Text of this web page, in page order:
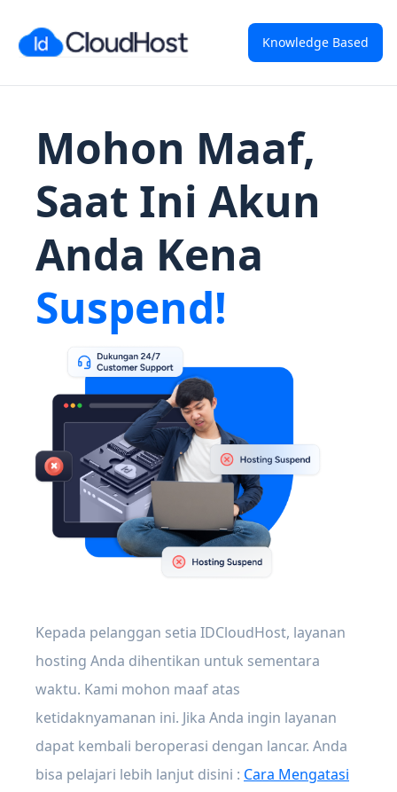
Knowledge Based
Mohon Maaf,
Saat Ini Akun
Anda Kena
Suspend!
Kepada pelanggan setia IDCloudHost, layanan
hosting Anda dihentikan untuk sementara
waktu. Kami mohon maaf atas
ketidaknyamanan ini. Jika Anda ingin layanan
dapat kembali beroperasi dengan lancar. Anda
bisa pelajari lebih lanjut disini : Cara Mengatasi